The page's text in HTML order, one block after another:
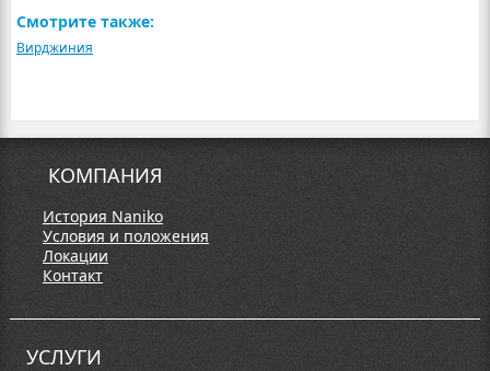
Смотрите также:
Вирджиния
КОМПАНИЯ
История Naniko
Условия и положения
Локации
Контакт
УСЛУГИ